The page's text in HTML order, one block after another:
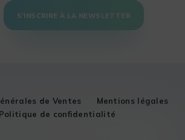
S'INSCRIRE À LA NEWSLETTER
de Ventes
Mentions légales
Politique de confidentialité